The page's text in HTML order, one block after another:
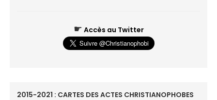
☛ Accès au Twitter
2015-2021 : CARTES DES ACTES CHRISTIANOPHOBES